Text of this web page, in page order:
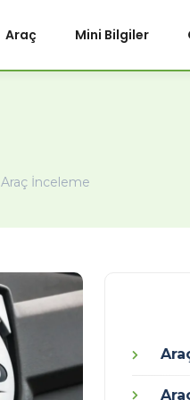
Araç Mini Bilgiler
Araç İnceleme